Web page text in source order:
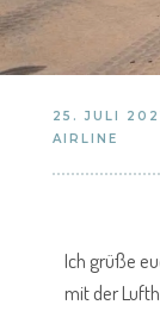
25. JULI
AIRLINE
Ich grüße
mit der